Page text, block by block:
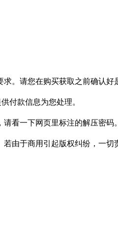
。请您在购买获取之前确认好
付款信息为您处理。
看一下网页里标注的解压密码。
由于商用引起版权纠纷，一切